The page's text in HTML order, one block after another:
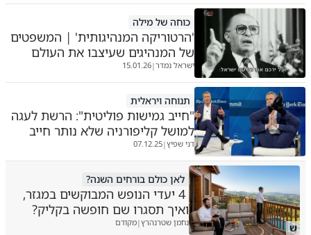
כוחה של מילה
'הרטוריקה המנהיגותית' | המשפטים
של המנהיגים שעיצבו את העולם
ישראל נמדר|
15.01.26
תנוחה ויראלית
"חייב גמישות פוליטית": הרשת לעגה
למושל קליפורניה שלא נותר חייב
דני שפיץ|
07.12.25
ש
לאן כולם בורחים השנה?
4 יעדי הנופש המבוקשים במגזר,
ואיך תסגרו שם חופשה בקליק?
נחמן שטרנהרץ|מקודם